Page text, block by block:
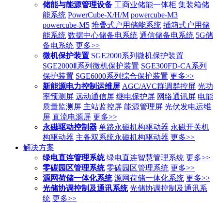
储能与能源管理设备 工商业储能一体柜 集装箱储
能系统 PowerCube-X/H/M powercube-M3
powercube-M5 堆叠式户用储能系统 插箱式户用储
能系统 数据中心储备电系统 通信储备电系统 5G储
备电系统 更多>>
微机保护装置 SGE2000系列微机保护装置
SGE2000Ⅱ系列微机保护装置 SGE300FD-CA系列
保护装置 SGE6000系列综合保护装置 更多>>
新能源电力控制运维屏 AGC/AVC群调群控屏 光功
率预测屏 远动通信屏 继电保护屏 网络通讯屏 电能
质量监测屏 主站监控屏 能源管理屏 光伏发电运维
屏 直流电源屏 更多>>
永磁驱动控制器 单路永磁机构驱动器 永磁开关机
构驱动器 主备双系统永磁机构驱动器 更多>>
解决方案
绿电直连管理系统 绿电直连智慧管理系统 更多>>
零碳园区管理系统 零碳园区管理系统 更多>>
源网荷储一体化系统 源网荷储一体化系统 更多>>
光储协调控制及通讯系统 光储协调控制及通讯系
统 更多>>